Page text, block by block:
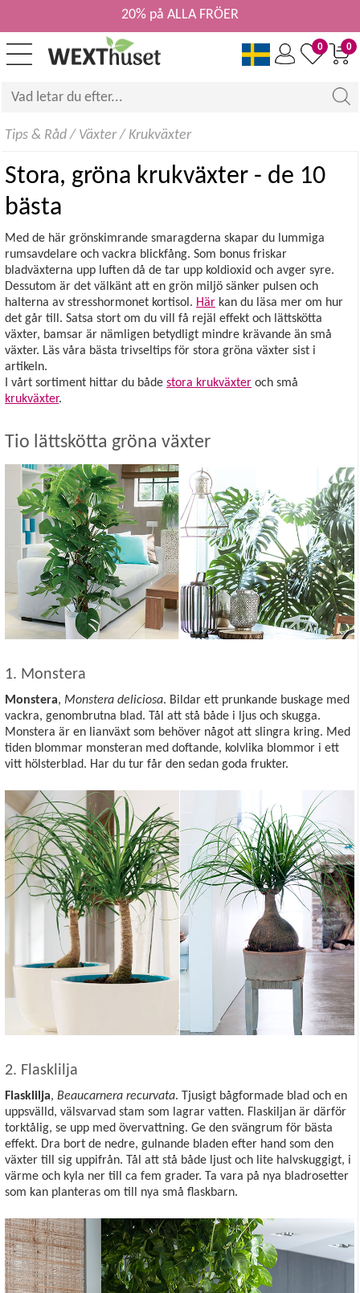
0
0
20% på ALLA FRÖER
Tips & Råd/ Växter/ Krukväxter
Stora, gröna krukväxter - de 10
bästa
Med de här grönskimrande smaragderna skapar du lummiga
rumsavdelare och vackra blickfång. Som bonus friskar
bladväxterna upp luften då de tar upp koldioxid och avger syre.
Dessutom är det välkänt att en grön miljö sänker pulsen och
halterna av stresshormonet kortisol. Här kan du läsa mer om hur
det går till. Satsa stort om du vill få rejäl effekt och lättskötta
växter, bamsar är nämligen betydligt mindre krävande än små
växter. Läs våra bästa trivseltips för stora gröna växter sist i
artikeln.
I vårt sortiment hittar du både stora krukväxter och små
krukväxter.
Tio lättskötta gröna växter
1. Monstera
Monstera, Monstera deliciosa. Bildar ett prunkande buskage med
vackra, genombrutna blad. Tål att stå både i ljus och skugga.
Monstera är en lianväxt som behöver något att slingra kring. Med
tiden blommar monsteran med doftande, kolvlika blommor i ett
vitt hölsterblad. Har du tur får den sedan goda frukter.
2. Flasklilja
Flasklilja, Beaucarnera recurvata. Tjusigt bågformade blad och en
uppsvälld, välsvarvad stam som lagrar vatten. Flaskiljan är därför
torktålig, se upp med övervattning. Ge den svängrum för bästa
effekt. Dra bort de nedre, gulnande bladen efter hand som den
växter till sig uppifrån. Tål att stå både ljust och lite halvskuggigt, i
värme och kyla ner till ca fem grader. Ta vara på nya bladrosetter
som kan planteras om till nya små flaskbarn.